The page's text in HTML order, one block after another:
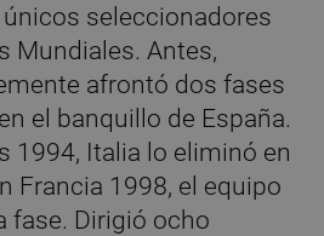
seleccionadores
Mundiales. Antes,
afrontó dos fases
el banquillo de España.
1994, Italia lo eliminó en
Francia 1998, el equipo
fase. Dirigió ocho